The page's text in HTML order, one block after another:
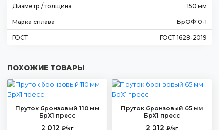
Диаметр / толщина 150 мм
Марка сплава БрОФ10-1
ГОСТ ГОСТ 1628-2019
ПОХОЖИЕ ТОВАРЫ
Пруток бронзовый 110 мм
БрХ1 пресс
2 012 ₽/кг
Пруток бронзовый 65 мм
БрХ1 пресс
2 012 ₽/кг